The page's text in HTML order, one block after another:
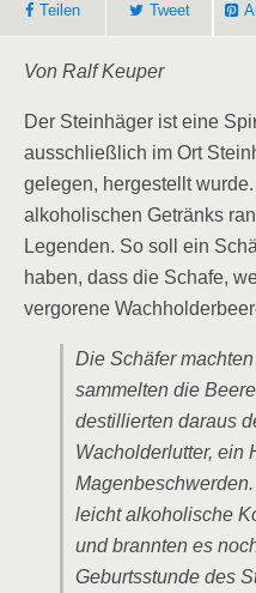
Teilen Tweet
Von Ralf Keuper
Der Steinhäger ist eine
ausschließlich im Ort
gelegen, hergestellt
alkoholischen Getränks
Legenden. So soll ein
haben, dass die Schafe,
vergorene
Die Schäfer
sammelten die
destillierten daraus
Wacholderlutter, ein
leicht alkoholische
und brannten es
Geburtsstunde des